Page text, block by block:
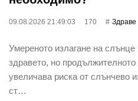
09.08.2026 21:49:03 170 Здраве
Умереното излагане на
здравето, но
увеличава риска от слънчево
ст…